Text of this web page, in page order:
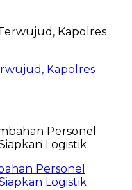
Kapolres
Personel
Logistik